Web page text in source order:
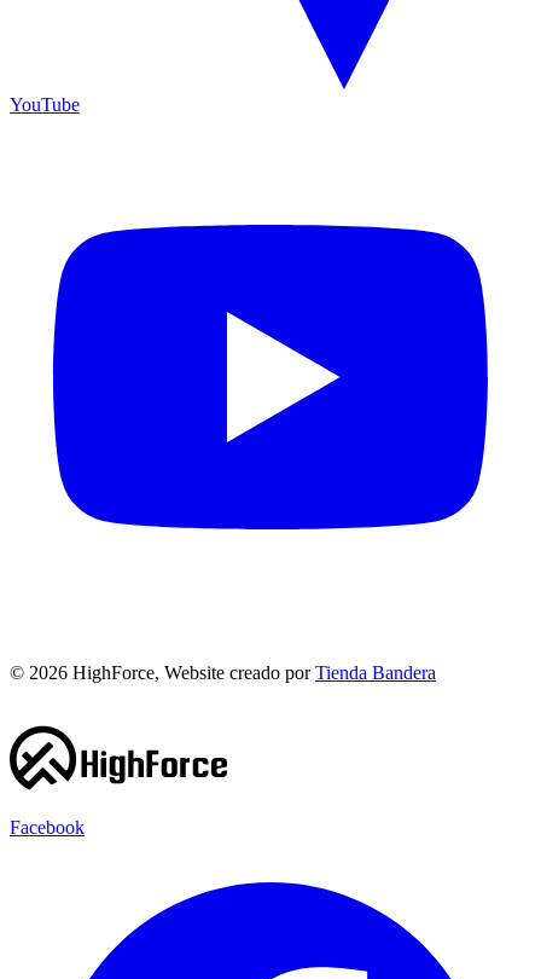
YouTube
© 2026 HighForce, Website creado por Tienda Bandera
Facebook